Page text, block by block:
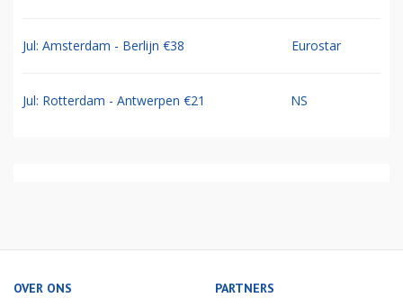
Jul: Amsterdam - Berlijn €38 Eurostar
Jul: Rotterdam - Antwerpen €21 NS
OVER ONS PARTNERS